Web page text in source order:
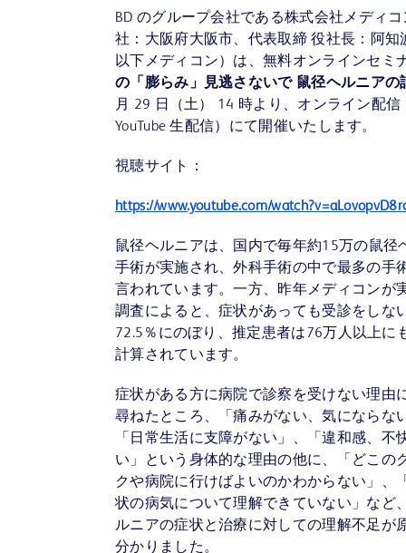
BD のグループ会社である株式会社メディ
社：大阪府大阪市、代表取締 役社長：阿知
以下メディコン）は、無料オンラインセミ
の「膨らみ」見逃さないで 鼠径ヘルニアの
月 29 日（土） 14 時より、オンライン配信
YouTube 生配信）にて開催いたします。
視聴サイト：
https://www.youtube.com/
鼠径ヘルニアは、国内で毎年約15万の鼠径
手術が実施され、外科手術の中で最多の手
言われています。一方、昨年メディコンが
調査によると、症状があっても受診をしな
72.5％にのぼり、推定患者は76万人以上に
計算されています。
症状がある方に病院で診察を受けない理由
尋ねたところ、「痛みがない、気にならな
「日常生活に支障がない」、「違和感、不
い」という身体的な理由の他に、「どこの
クや病院に行けばよいのかわからない」、
状の病気について理解できていない」など
ルニアの症状と治療に対しての理解不足が
分かりました。